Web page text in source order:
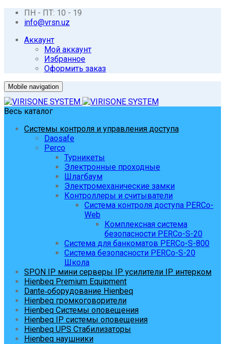
ПН - ПТ: 10 - 19
info@vrsn.uz
Аккаунт
Мой аккаунт
Избранное
Оформить заказ
Mobile navigation
Весь каталог
Системы контроля и управления доступа
Daosafe
Perco
Турникеты
Электронные проходные
Шлагбаум
Электромеханические замки
Контроллеры и считыватели
Система контроля доступа PERCo-
Web
Комплексная система
безопасности PERCo-S-20
Система для банкоматов PERCo-S-800
Система безопасности PERCo-S-20
Школа
SPON IP мини серверы IP усилители IP интерком
Hienbeq Premium Equipment
Dante‑оборудование Hienbeq
Hienbeq громкоговорители
Hienbeq Системы оповещения
Hienbeq IP системы оповещения
Hienbeq UPS Стабилизаторы
Hienbeq наушники